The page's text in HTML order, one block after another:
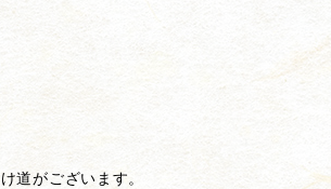
道がございます。